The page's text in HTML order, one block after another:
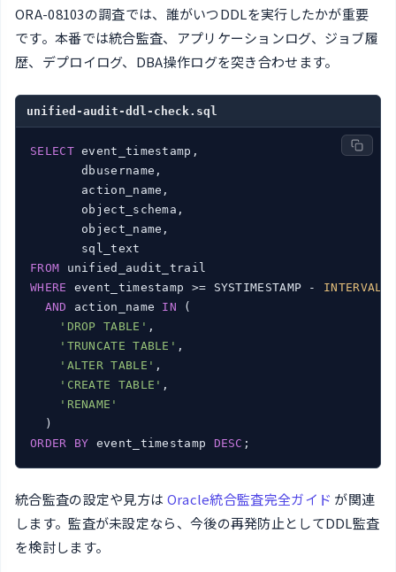
ORA-08103の調査では、誰がいつDDLを実行したかが重要
です。本番では統合監査、アプリケーションログ、ジョブ履
歴、デプロイログ、DBA操作ログを突き合わせます。
unified-audit-ddl-check.sql
SELECT event_timestamp,
       dbusername,
       action_name,
       object_schema,
       object_name,
FROM
WHERE event_timestamp >= SYSTIMESTAMP - INTERVAL
AND
action_name IN (
'DROP TABLE' ,
'TRUNCATE TABLE' ,
'ALTER TABLE' ,
'CREATE TABLE' ,
'RENAME'
ORDER
BY event_timestamp DESC ;
統合監査の設定や見方は Oracle統合監査完全ガイド が関連
します。監査が未設定なら、今後の再発防止としてDDL監査
を検討します。